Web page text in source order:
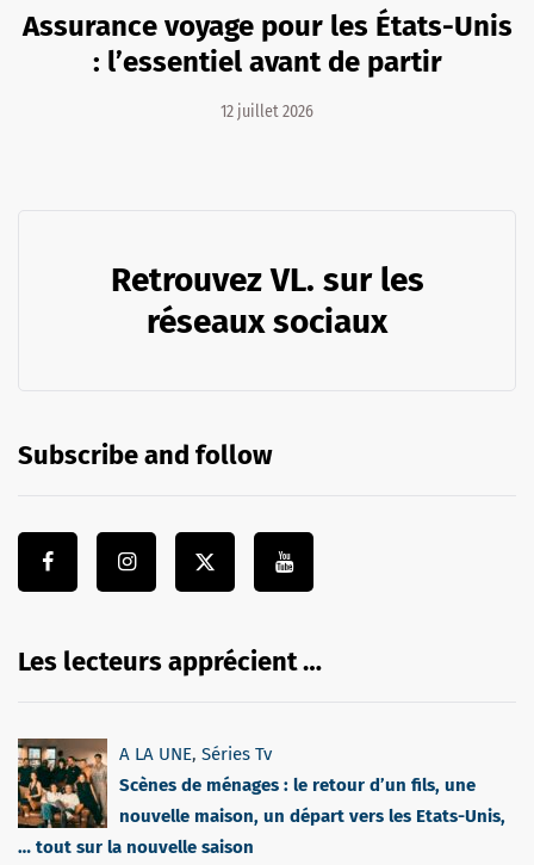
Assurance voyage pour les États-Unis
: l’essentiel avant de partir
12 juillet 2026
Retrouvez VL. sur les
réseaux sociaux
Subscribe and follow
Les lecteurs apprécient …
A LA UNE, Séries Tv
Scènes de ménages : le retour d’un fils, une
nouvelle maison, un départ vers les Etats-Unis,
… tout sur la nouvelle saison